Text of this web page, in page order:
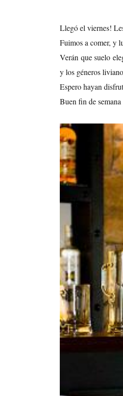
Llegó el viernes!
Fuimos a comer, y
Verán que suelo
y los géneros
Espero hayan
Buen fin de